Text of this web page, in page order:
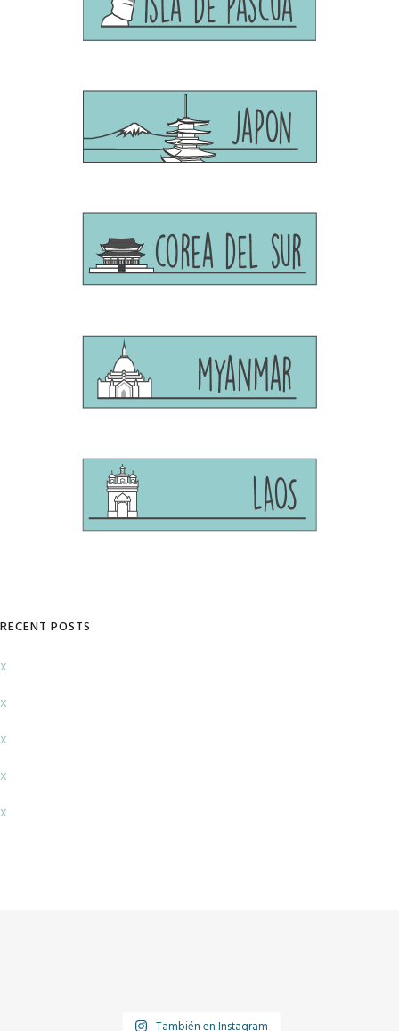
RECENT POSTS
x
x
x
x
x
También en Instagram